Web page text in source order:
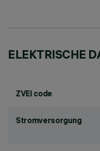
ELEKTRISCHE
ZVEI code
Stromversorgung